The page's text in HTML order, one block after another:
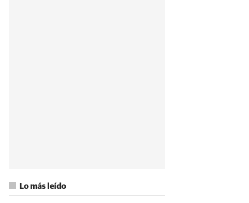
Lo más leído